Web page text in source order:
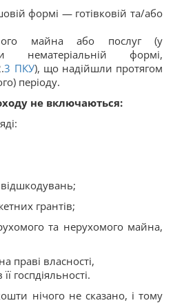
формі — готівковій та/або
майна або послуг (у
нематеріальній формі,
3 ПКУ), що надійшли протягом
періоду.
не включаються:
грантів;
та нерухомого майна,
праві власності,
госпдіяльності.
нічого не сказано, і тому